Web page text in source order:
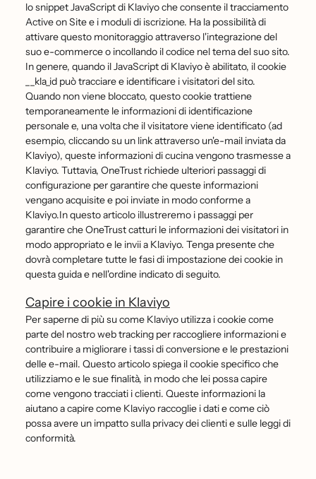
lo snippet JavaScript di Klaviyo che consente il tracciamento
Active on Site e i moduli di iscrizione. Ha la possibilità di
attivare questo monitoraggio attraverso l'integrazione del
suo e-commerce o incollando il codice nel tema del suo sito.
In genere, quando il JavaScript di Klaviyo è abilitato, il cookie
__kla_id può tracciare e identificare i visitatori del sito.
Quando non viene bloccato, questo cookie trattiene
temporaneamente le informazioni di identificazione
personale e, una volta che il visitatore viene identificato (ad
esempio, cliccando su un link attraverso un'e-mail inviata da
Klaviyo), queste informazioni di cucina vengono trasmesse a
Klaviyo. Tuttavia, OneTrust richiede ulteriori passaggi di
configurazione per garantire che queste informazioni
vengano acquisite e poi inviate in modo conforme a
Klaviyo.In questo articolo illustreremo i passaggi per
garantire che OneTrust catturi le informazioni dei visitatori in
modo appropriato e le invii a Klaviyo. Tenga presente che
dovrà completare tutte le fasi di impostazione dei cookie in
questa guida e nell'ordine indicato di seguito.
Capire i cookie in Klaviyo
Per saperne di più su come Klaviyo utilizza i cookie come
parte del nostro web tracking per raccogliere informazioni e
contribuire a migliorare i tassi di conversione e le prestazioni
delle e-mail. Questo articolo spiega il cookie specifico che
utilizziamo e le sue finalità, in modo che lei possa capire
come vengono tracciati i clienti. Queste informazioni la
aiutano a capire come Klaviyo raccoglie i dati e come ciò
possa avere un impatto sulla privacy dei clienti e sulle leggi di
conformità.